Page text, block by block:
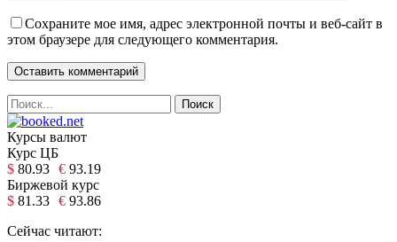
Сохраните мое имя, адрес электронной почты и веб-сайт в
этом браузере для следующего комментария.
Курсы валют
Курс ЦБ
$ 80.93 € 93.19
Биржевой курс
$ 81.33 € 93.86
Сейчас читают: